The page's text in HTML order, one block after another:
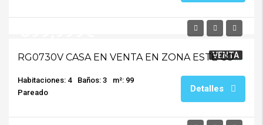
VENTA
RG0730V CASA EN VENTA EN ZONA ESTE CON PISCINA
Habitaciones: 4 Baños: 3
m²: 99
Pareado
Detalles